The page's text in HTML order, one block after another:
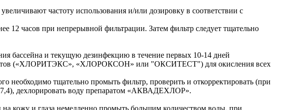
частоту использования и/или дозировку в соответствии с
12 часов при непрерывной фильтрации. Затем фильтр следует тщательно
бассейна и текущую дезинфекцию в течение первых 10-14 дней
(«ХЛОРИТЭКС», «ХЛОРОКСОН» или "ОКСИТЕСТ") для окисления всех
необходимо тщательно промыть фильтр, проверить и откорректировать (при
7,4), дехлорировать воду препаратом «АКВАДЕХЛОР».
кожу и глаза немедленно промыть большим количеством воды, при